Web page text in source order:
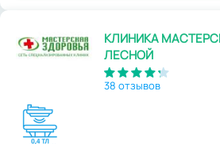
КЛИНИКА
ЛЕСНОЙ
38 отзывов